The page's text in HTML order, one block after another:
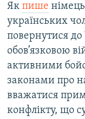
Як пише
українських
повернутися до
обов’язковою
активними
законами про
вважатися
конфлікту, що